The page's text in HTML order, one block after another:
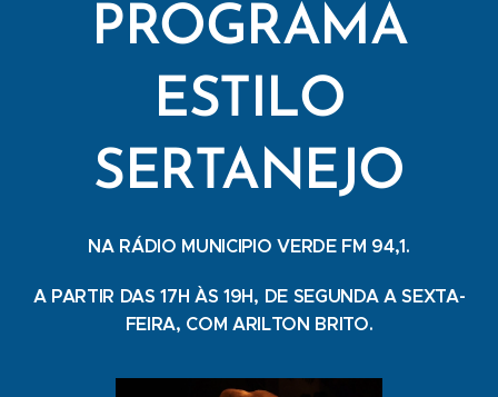
PROGRAMA
ESTILO
SERTANEJO
NA RÁDIO MUNICIPIO VERDE FM 94,1.
A PARTIR DAS 17H ÀS 19H, DE SEGUNDA A SEXTA-
FEIRA, COM ARILTON BRITO.